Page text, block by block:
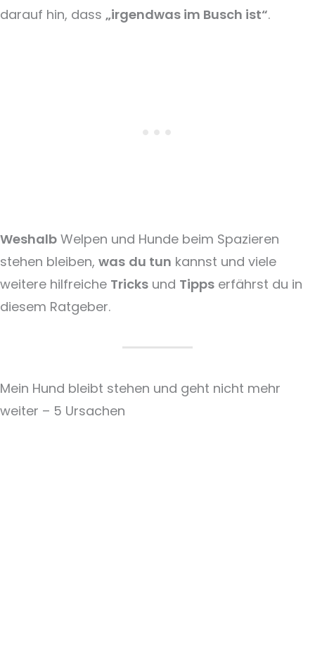
darauf hin, dass „irgendwas im Busch ist“.
Weshalb Welpen und Hunde beim Spazieren
stehen bleiben, was du tun kannst und viele
weitere hilfreiche Tricks und Tipps erfährst du in
diesem Ratgeber.
Mein Hund bleibt stehen und geht nicht mehr
weiter – 5 Ursachen